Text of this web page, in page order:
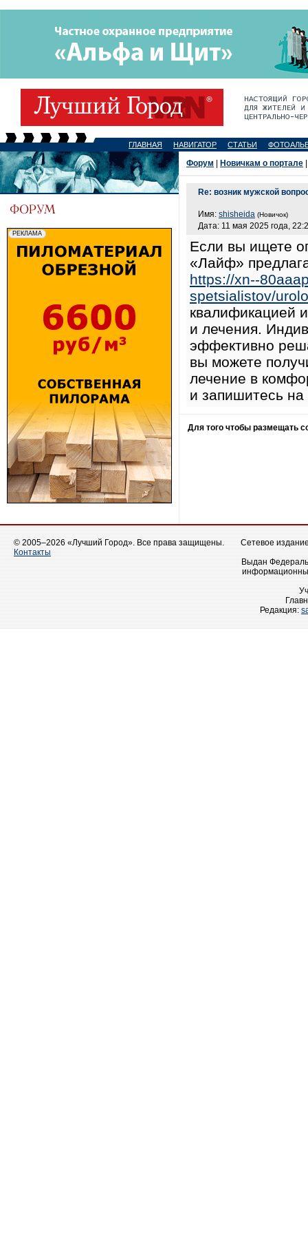
ГЛАВНАЯ НАВИГАТОР СТАТЬИ
Форум Новичкам о портале
Re: возник мужской
Имя: shisheida (Новичок)
Дата: 11 мая 2025 года,
Если вы ищете
«Лайф»
https://xn--
spetsialistov/
квалификацией
и лечения.
эффективно
вы можете
лечение в
и запишитесь
Для того чтобы размещать
© 2005–2026 «Лучший Город». Все права защищены.
Контакты
Сетевое
Выдан
Редакция: